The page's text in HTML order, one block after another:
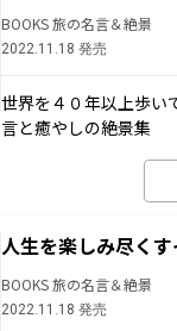
BOOKS 旅の名言＆絶景
2022.11.18 発売
世界を４０年以上歩い
言と癒やしの絶景集
人生を楽しみ尽く
BOOKS 旅の名言＆絶景
2022.11.18 発売